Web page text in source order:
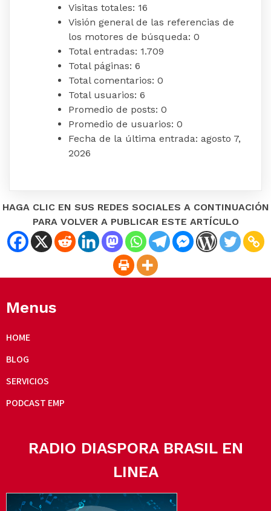
Visitas totales: 16
Visión general de las referencias de
los motores de búsqueda: 0
Total entradas: 1.709
Total páginas: 6
Total comentarios: 0
Total usuarios: 6
Promedio de posts: 0
Promedio de usuarios: 0
Fecha de la última entrada: agosto 7,
2026
HAGA CLIC EN SUS REDES SOCIALES A CONTINUACIÓN
PARA VOLVER A PUBLICAR ESTE ARTÍCULO
Menus
HOME
BLOG
SERVICIOS
PODCAST EMP
RADIO DIASPORA BRASIL EN
LINEA